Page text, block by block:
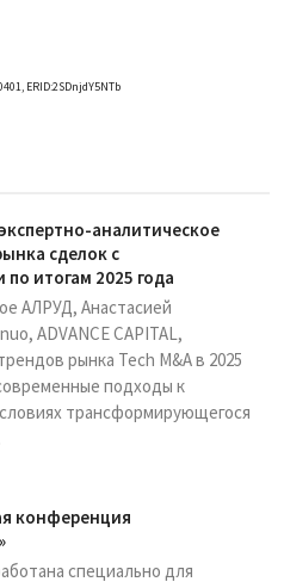
ERID:2SDnjdY5NTb
аналитическое
сделок с
итогам 2025 года
АЛРУД, Анастасией
ADVANCE CAPITAL,
рынка Tech M&A в 2025
подходы к
трансформирующегося
конференция
специально для